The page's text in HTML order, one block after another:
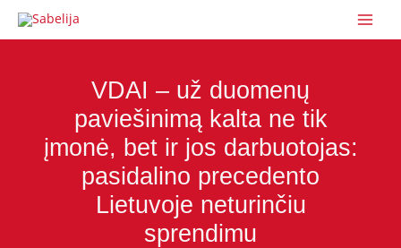
Pereiti
prie
VDAI – už duomenų
paviešinimą kalta ne tik
įmonė, bet ir jos darbuotojas:
pasidalino precedento
Lietuvoje neturinčiu
sprendimu
Post
navigation